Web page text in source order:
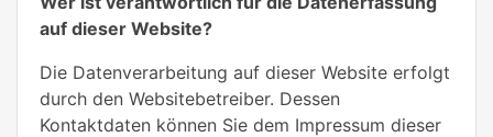
auf dieser Website?
Die Datenverarbeitung auf dieser Website erfolgt
durch den Websitebetreiber. Dessen
Kontaktdaten können Sie dem Impressum dieser